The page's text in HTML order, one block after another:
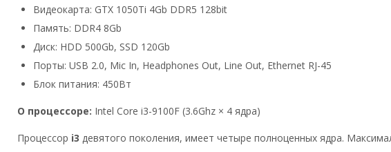
Видеокарта: GTX 1050Ti 4Gb DDR5 128bit
Память: DDR4 8Gb
Диск: HDD 500Gb, SSD 120Gb
Порты: USB 2.0, Mic In, Headphones Out, Line Out, Ethernet RJ-45
Блок питания: 450Вт
О процессоре: Intel Core i3-9100F (3.6Ghz × 4 ядра)
Процессор i3 девятого поколения, имеет четыре полноценных ядра.